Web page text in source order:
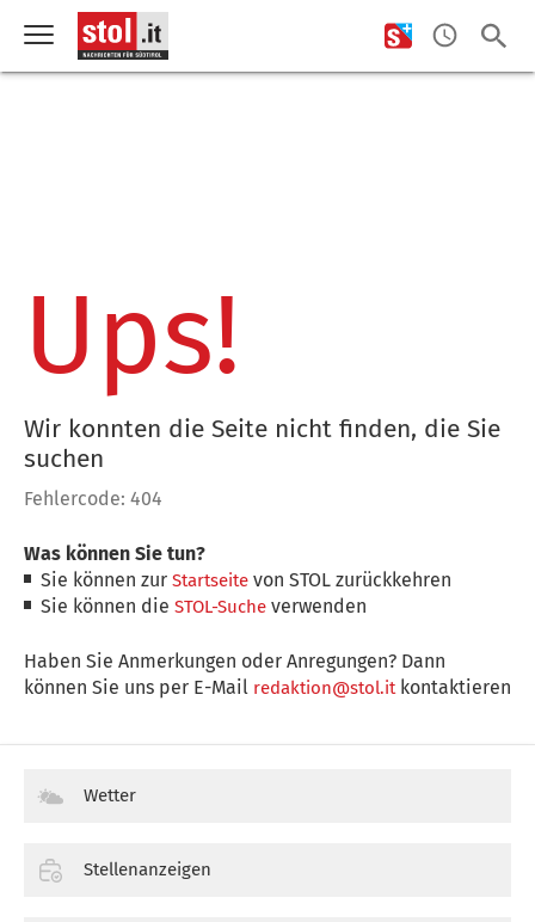
Ups!
Wir konnten die Seite nicht finden, die Sie
suchen
Fehlercode: 404
Was können Sie tun?
Sie können zurStartseite von STOL zurückkehren
Sie können dieSTOL-Suche verwenden
Haben Sie Anmerkungen oder Anregungen? Dann
können Sie uns per E-Mail redaktion@stol.itkontaktieren
Wetter
Stellenanzeigen